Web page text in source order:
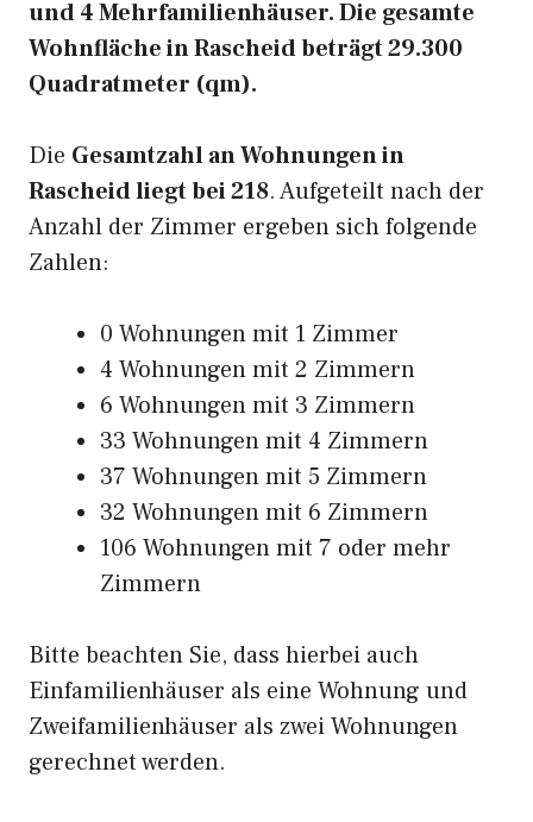
und 4 Mehrfamilienhäuser. Die gesamte
Wohnfläche in Rascheid beträgt 29.300
Quadratmeter (qm).
Die Gesamtzahl an Wohnungen in
Rascheid liegt bei 218. Aufgeteilt nach der
Anzahl der Zimmer ergeben sich folgende
Zahlen:
0 Wohnungen mit 1 Zimmer
4 Wohnungen mit 2 Zimmern
6 Wohnungen mit 3 Zimmern
33 Wohnungen mit 4 Zimmern
37 Wohnungen mit 5 Zimmern
32 Wohnungen mit 6 Zimmern
106 Wohnungen mit 7 oder mehr
Zimmern
Bitte beachten Sie, dass hierbei auch
Einfamilienhäuser als eine Wohnung und
Zweifamilienhäuser als zwei Wohnungen
gerechnet werden.